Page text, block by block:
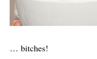
… bitches!